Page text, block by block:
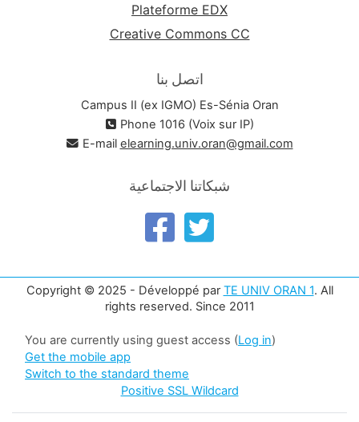
Plateforme EDX
Creative Commons CC
اتصل بنا
Campus II (ex IGMO) Es-Sénia Oran
Phone 1016 (Voix sur IP)
E-mail elearning.univ.oran@gmail.com
شبكاتنا الاجتماعية
Copyright © 2025 - Développé par TE UNIV ORAN 1. All
rights reserved. Since 2011
You are currently using guest access (Log in)
Get the mobile app
Switch to the standard theme
Positive SSL Wildcard